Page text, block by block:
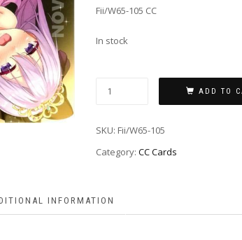
Fii/W65-105 CC
In stock
ADD TO
SKU: Fii/W65-105
Category: CC Cards
INFORMATION